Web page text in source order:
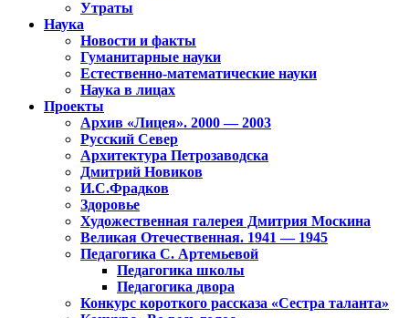
Утраты
Наука
Новости и факты
Гуманитарные науки
Естественно-математические науки
Наука в лицах
Проекты
Архив «Лицея». 2000 — 2003
Русский Север
Архитектура Петрозаводска
Дмитрий Новиков
И.С.Фрадков
Здоровье
Художественная галерея Дмитрия Москина
Великая Отечественная. 1941 — 1945
Педагогика С. Артемьевой
Педагогика школы
Педагогика двора
Конкурс короткого рассказа «Сестра таланта»